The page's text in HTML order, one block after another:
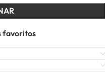
favoritos